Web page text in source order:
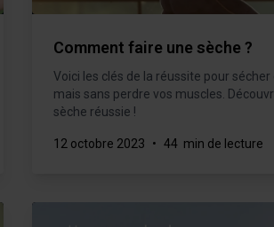
Comment faire une sèche ?
Voici les clés de la réussite pour
mais sans perdre vos muscles.
sèche réussie !
12 octobre 2023 • 44 min de lecture